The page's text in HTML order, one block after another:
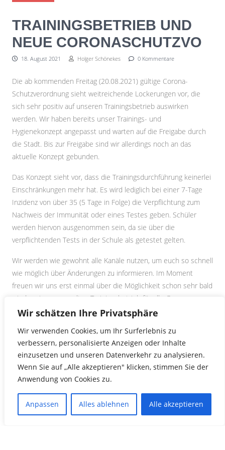
Wir schätzen Ihre Privatsphäre
Wir verwenden Cookies, um Ihr Surferlebnis zu
verbessern, personalisierte Anzeigen oder Inhalte
einzusetzen und unseren Datenverkehr zu analysieren.
Wenn Sie auf „Alle akzeptieren" klicken, stimmen Sie der
Anwendung von Cookies zu.
Anpassen Alles ablehnen Alle akzeptieren
TRAININGSBETRIEB UND
NEUE CORONASCHUTZVO
18. August 2021 Holger Schönekes 0 Kommentare
Die ab kommenden Freitag (20.08.2021) gültige Corona-
Schutzverordnung sieht weitreichende Lockerungen vor, die
sich sehr positiv auf unseren Trainingsbetrieb auswirken
werden. Wir haben bereits unser Trainings- und
Hygienekonzept angepasst und warten auf die Freigabe durch
die Stadt. Bis zur Freigabe sind wir allerdings noch an das
aktuelle Konzept gebunden.
Das Konzept sieht vor, dass die Trainingsdurchführung keinerlei
Einschränkungen mehr hat. Es wird lediglich bei einer 7-Tage
Inzidenz von über 35 (5 Tage in Folge) die Verpflichtung zum
Nachweis der Immunität oder eines Testes geben. Schüler
werden hiervon ausgenommen sein, da sie über die
verpflichtenden Tests in der Schule als getestet gelten.
Wir werden wie gewohnt alle Kanäle nutzen, um euch so schnell
wie möglich über Änderungen zu informieren. Im Moment
freuen wir uns erst einmal über die Möglichkeit schon sehr bald
wieder einen geregelten Trainingsbetrieb für alle Gruppen
anbieten zu können.
Sondernewsletter 08/2021
Newsletter 10/2021